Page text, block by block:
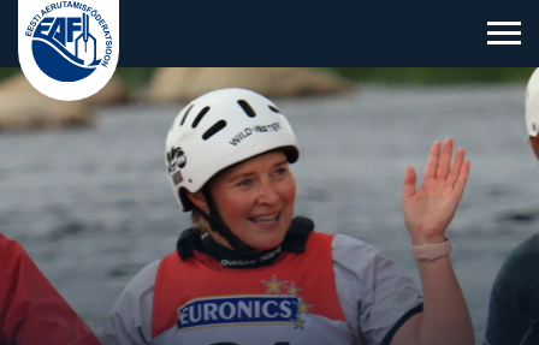
Eesti Aerutamisföderatsioon